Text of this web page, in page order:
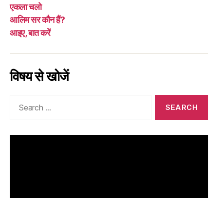
एकला चलो
आलिम सर कौन हैं?
आइए, बात करें
विषय से खोजें